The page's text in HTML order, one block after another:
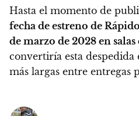
Hasta el momento de
fecha de estreno de
de marzo de 2028 en salas
convertiría esta despedida
más largas entre entregas